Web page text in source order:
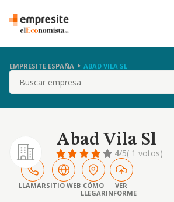
EMPRESITE ESPAÑA ABAD VILA SL
Buscar
Abad Vila Sl
4/5( 1 votos)
LLAMARSITIO WEB CÓMO
LLEGAR
VER
INFORME